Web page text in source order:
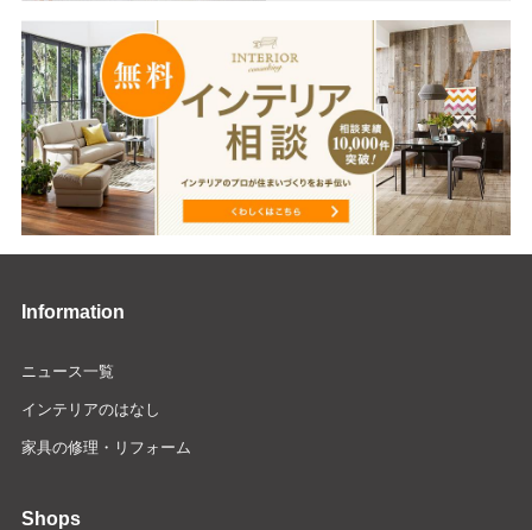
Information
ニュース一覧
インテリアのはなし
家具の修理・リフォーム
Shops